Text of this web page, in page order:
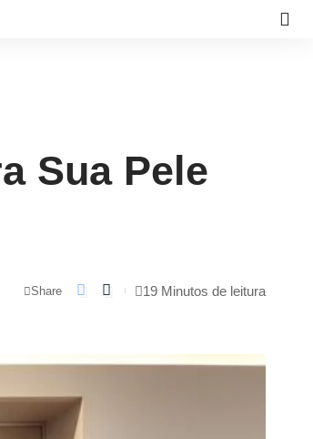
Sua Pele
Share 19 Minutos de leitura